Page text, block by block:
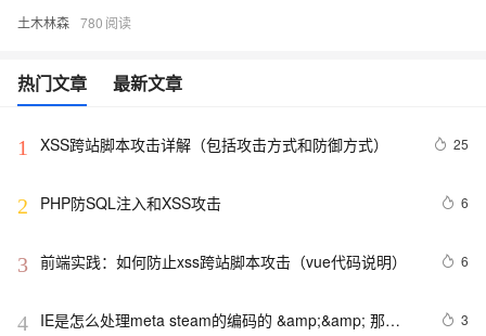
土木林森 780
热门文章 最新文章
1 XSS跨站脚本攻击详解（包括攻击方式和防御方式） 25
2 PHP防SQL注入和XSS攻击 6
3 前端实践：如何防止xss跨站脚本攻击（vue代码说明） 6
4 IE是怎么处理meta steam的编码的 &amp;&amp; 那
3